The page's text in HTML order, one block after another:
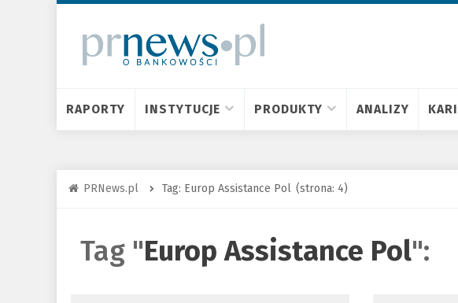
RAPORTY INSTYTUCJE PRODUKTY ANALIZY
PRNews.pl Tag: Europ Assistance Pol (strona: 4)
Tag "Europ Assistance Pol":